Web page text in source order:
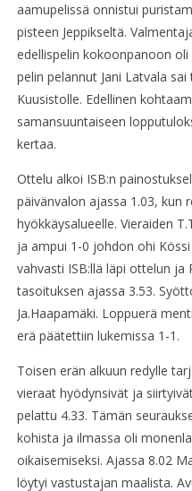
aamupelissä onnistui
pisteen Jeppikseltä.
edellispelin kokoonpanoon
pelin pelannut Jani Latvala
Kuusistolle. Edellinen
samansuuntaiseen
kertaa.
Ottelu alkoi ISB:n
päivänvalon ajassa 1.03, kun
hyökkäysalueelle. Vieraiden
ja ampui 1-0 johdon ohi
vahvasti ISB:llä läpi ottelun ja
tasoituksen ajassa 3.53.
Ja.Haapamäki. Loppuerä
erä päätettiin lukemissa 1-1.
Toisen erän alkuun redylle
vieraat hyödynsivät ja
pelattu 4.33. Tämän
kohista ja ilmassa oli
oikaisemiseksi. Ajassa 8.02
löytyi vastustajan maalista.